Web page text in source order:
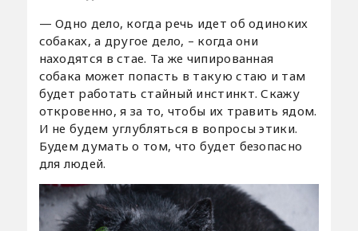
— Одно дело, когда речь идет об одиноких
собаках, а другое дело, – когда они
находятся в стае. Та же чипированная
собака может попасть в такую стаю и там
будет работать стайный инстинкт. Скажу
откровенно, я за то, чтобы их травить ядом.
И не будем углубляться в вопросы этики.
Будем думать о том, что будет безопасно
для людей.